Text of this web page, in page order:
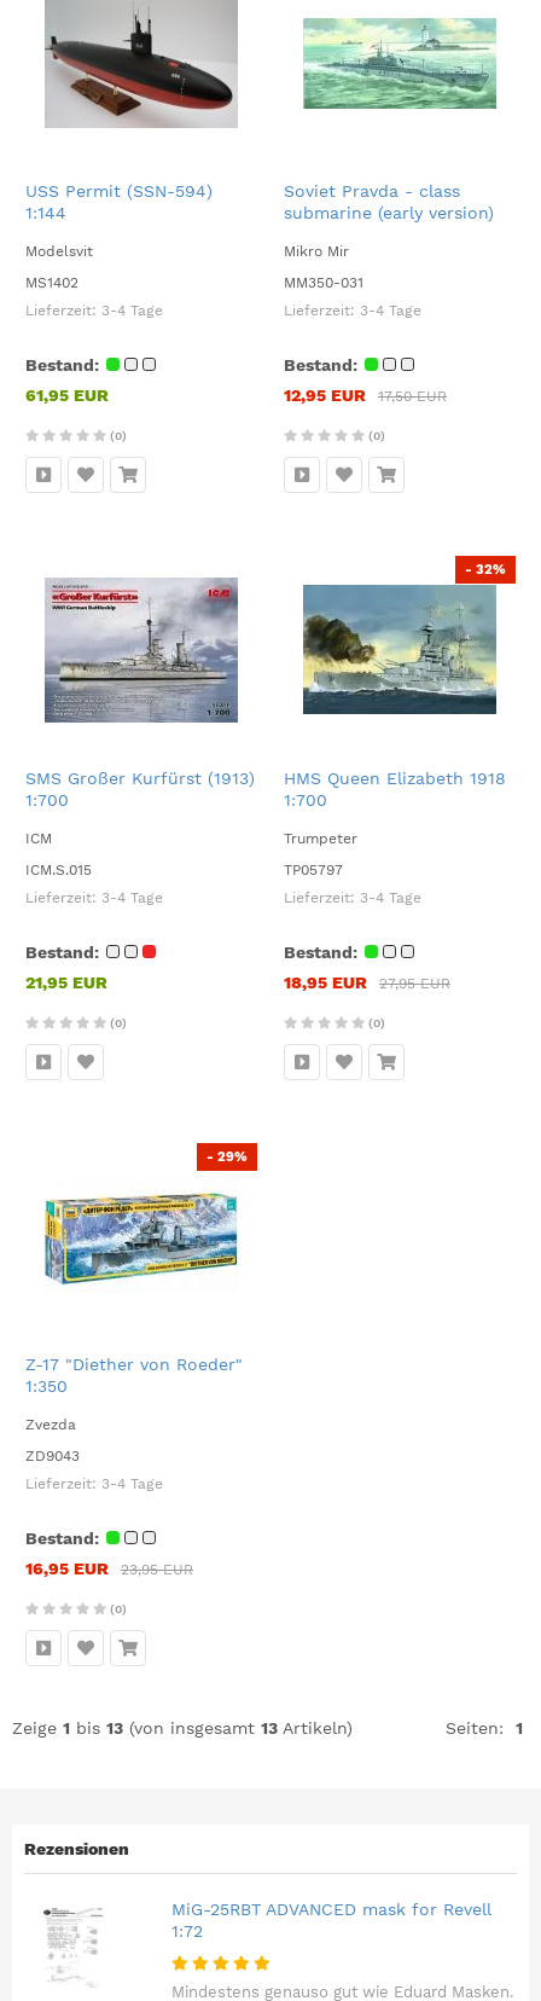
USS Permit (SSN-594)
1:144
Modelsvit
MS1402
Lieferzeit: 3-4 Tage
Bestand:
61,95 EUR
(0)
Soviet Pravda - class
submarine (early version)
Mikro Mir
MM350-031
Lieferzeit: 3-4 Tage
Bestand:
12,95 EUR
17,50 EUR
(0)
SMS Großer Kurfürst (1913)
1:700
ICM
ICM.S.015
Lieferzeit: 3-4 Tage
Bestand:
21,95 EUR
(0)
HMS Queen Elizabeth 1918
1:700
Trumpeter
TP05797
Lieferzeit: 3-4 Tage
Bestand:
18,95 EUR
27,95 EUR
- 32%
(0)
Z-17 "Diether von Roeder"
1:350
Zvezda
ZD9043
Lieferzeit: 3-4 Tage
Bestand:
16,95 EUR
23,95 EUR
- 29%
(0)
Zeige 1 bis 13 (von insgesamt 13 Artikeln) Seiten: 1
Rezensionen
MiG-25RBT ADVANCED mask for Revell
1:72
Mindestens genauso gut wie Eduard Masken.